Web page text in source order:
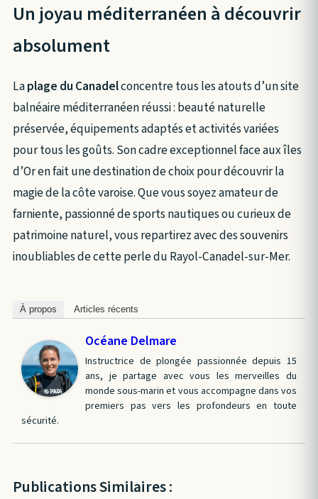
Un joyau méditerranéen à découvrir
absolument
Laplage du Canadelconcentre tous les atouts d’un site
balnéaire méditerranéen réussi : beauté naturelle
préservée, équipements adaptés et activités variées
pour tous les goûts. Son cadre exceptionnel face aux îles
d’Or en fait une destination de choix pour découvrir la
magie de la côte varoise. Que vous soyez amateur de
farniente, passionné de sports nautiques ou curieux de
patrimoine naturel, vous repartirez avec des souvenirs
inoubliables de cette perle du Rayol-Canadel-sur-Mer.
À propos Articles récents
Océane Delmare
Instructrice de plongée passionnée depuis 15
ans, je partage avec vous les merveilles du
monde sous-marin et vous accompagne dans vos
premiers pas vers les profondeurs en toute
sécurité.
Publications Similaires :